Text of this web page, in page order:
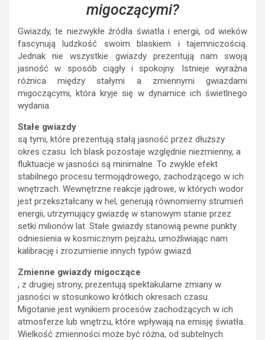
migoczącymi?
Gwiazdy, te niezwykłe źródła światła i energii, od wieków
fascynują ludzkość swoim blaskiem i tajemniczością.
Jednak nie wszystkie gwiazdy prezentują nam swoją
jasność w sposób ciągły i spokojny. Istnieje wyraźna
różnica między stałymi a zmiennymi gwiazdami
migoczącymi, która kryje się w dynamice ich świetlnego
wydania.
Stałe gwiazdy
są tymi, które prezentują stałą jasność przez dłuższy
okres czasu. Ich blask pozostaje względnie niezmienny, a
fluktuacje w jasności są minimalne. To zwykle efekt
stabilnego procesu termojądrowego, zachodzącego w ich
wnętrzach. Wewnętrzne reakcje jądrowe, w których wodor
jest przekształcany w hel, generują równomierny strumień
energii, utrzymujący gwiazdę w stanowym stanie przez
setki milionów lat. Stałe gwiazdy stanowią pewne punkty
odniesienia w kosmicznym pejzażu, umożliwiając nam
kalibrację i zrozumienie innych typów gwiazd.
Zmienne gwiazdy migoczące
, z drugiej strony, prezentują spektakularne zmiany w
jasności w stosunkowo krótkich okresach czasu.
Migotanie jest wynikiem procesów zachodzących w ich
atmosferze lub wnętrzu, które wpływają na emisję światła.
Wielkość zmienności może być różna, od subtelnych